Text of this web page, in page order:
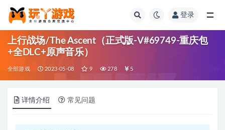
登录
上行战场/The Ascent（正式版-V#69749-重庆包
+全DLC+原声音乐）
全部游戏 2023-05-08 9 278 5
详情介绍 常见问题